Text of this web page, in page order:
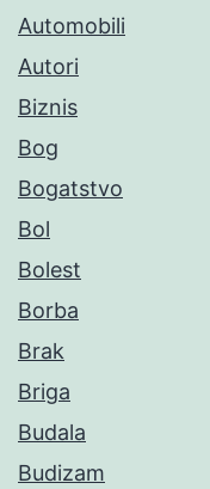
Automobili
Autori
Biznis
Bog
Bogatstvo
Bol
Bolest
Borba
Brak
Briga
Budala
Budizam